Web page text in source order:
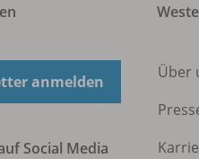
anmelden
Social Media
Über